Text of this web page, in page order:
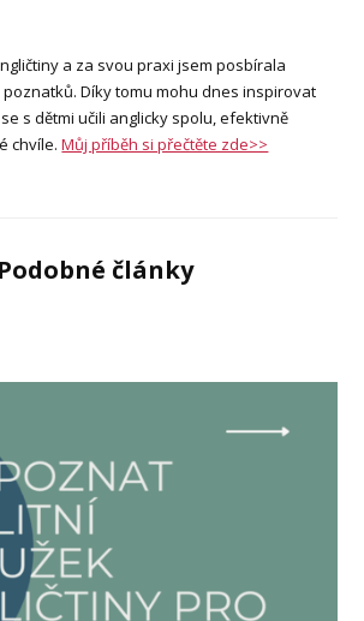
a za svou praxi jsem posbírala
Díky tomu mohu dnes inspirovat
s dětmi učili anglicky spolu, efektivně
chvíle.Můj příběh si přečtěte zde>>
Podobné články